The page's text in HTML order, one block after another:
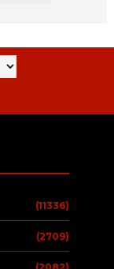
(11336)
(2709)